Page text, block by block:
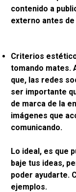
contenido a
externo antes
Criterios
tomando mates.
que, las redes
ser importante
de marca de la
imágenes que
comunicando.
Lo ideal, es que
baje tus ideas,
poder ayudarte.
ejemplos.